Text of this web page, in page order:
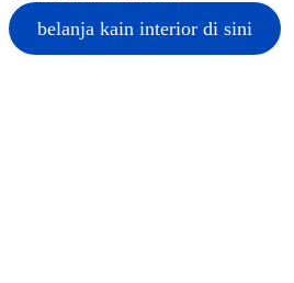
belanja kain interior di sini